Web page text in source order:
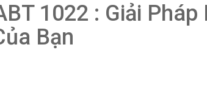
1022 : Giải Pháp
Bạn